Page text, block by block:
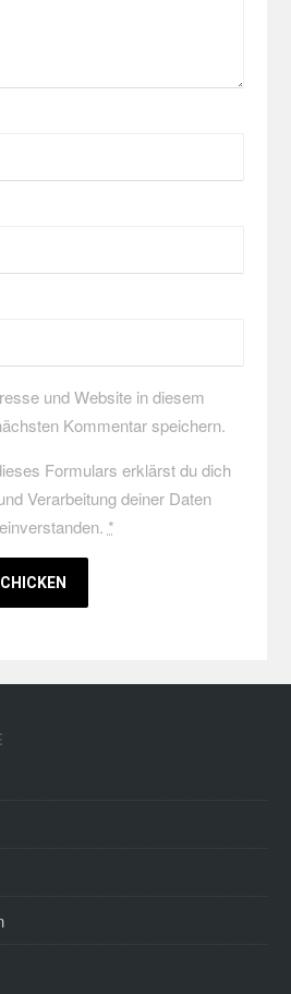
und Website in diesem
Kommentar speichern.
Formulars erklärst du dich
Verarbeitung deiner Daten
*